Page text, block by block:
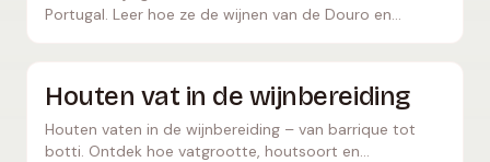
Portugal. Leer hoe ze de wijnen van de Douro en
Houten vat in de wijnbereiding
Houten vaten in de wijnbereiding – van barrique tot
botti. Ontdek hoe vatgrootte, houtsoort en